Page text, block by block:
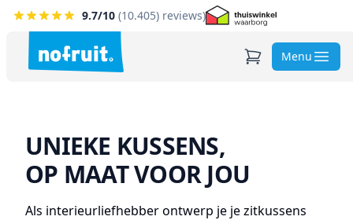
9.7/10 (10.405) reviews)
Menu
UNIEKE KUSSENS,
OP MAAT VOOR JOU
Als interieurliefhebber ontwerp je je zitkussens